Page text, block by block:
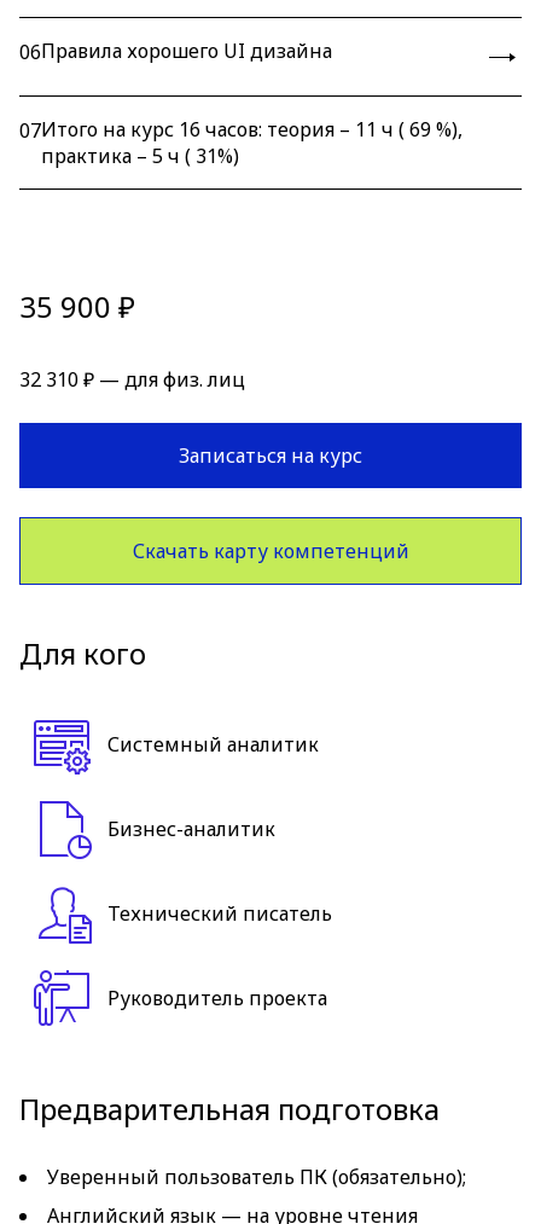
06Правила хорошего UI дизайна
07Итого на курс 16 часов: теория – 11 ч ( 69 %),
практика – 5 ч ( 31%)
35 900 ₽
32 310 ₽ — для физ. лиц
Записаться на курс
Скачать карту компетенций
Для кого
Системный аналитик
Бизнес-аналитик
Технический писатель
Руководитель проекта
Предварительная подготовка
Уверенный пользователь ПК (обязательно);
Английский язык — на уровне чтения